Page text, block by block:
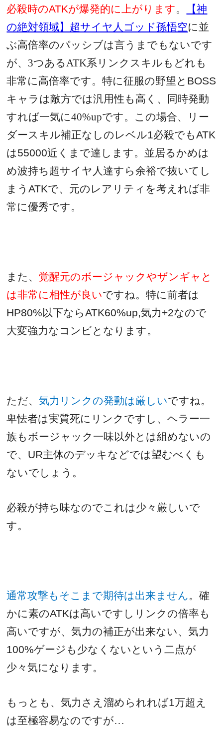
必殺時のATKが爆発的に上がります。
【神
の絶対領域】超サイヤ人ゴッド孫悟空に並
ぶ高倍率のパッシブは言うまでもないです
が、3つあるATK系リンクスキルもどれも
非常に高倍率です。特に征服の野望と BOSS
キャラは敵方では汎用性も高く、同時発動
すれば一気に40%upです。この場合、リー
ダースキル補正なしのレベル1必殺でもATK
は55000近く まで達します。並居るかめは
め波持ち超サイヤ人達すら余裕で抜いてし
まうATKで、元のレアリティを考えれば非
常に優秀です。
また、覚醒元のボージャックやザンギャと
は非常に相性が良いですね。特に前者は
HP80%以下ならATK60%up,気力+2なので
大変強力なコンビとなります。
ただ、気力リンクの発動は厳しいですね。
卑怯者は実質死にリンクですし、ヘラー一
族もボージャック一味以外とは組めないの
で、 UR主体のデッキなどでは望むべくも
ないでしょう。
必殺が持ち味なのでこれは少々厳しいで
す。
通常攻撃もそこまで期待は出来ません。確
かに素のATKは高いですしリンクの倍率も
高いですが、気力の補正が出来ない、気力
100%ゲージも少なくないという二点が
少々気になります。
もっとも、気力さえ溜められれば1万超え
は至極容易なのですが…